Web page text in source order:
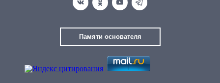
Памяти основателя